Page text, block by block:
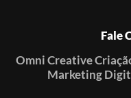
Fale
Omni Creative
Marketing